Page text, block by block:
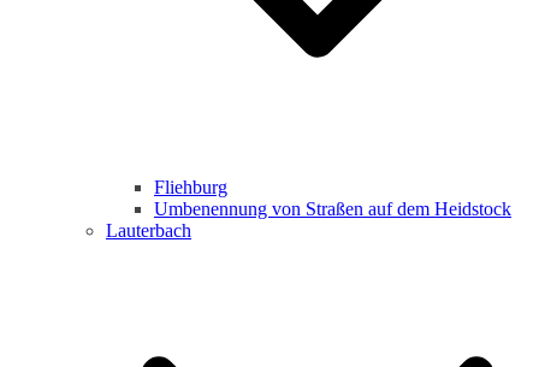
Fliehburg
Umbenennung von Straßen auf dem Heidstock
Lauterbach